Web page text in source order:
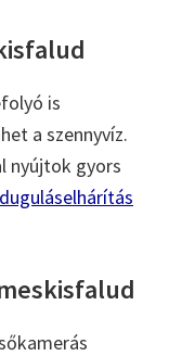
is
a szennyvíz.
nyújtok gyors